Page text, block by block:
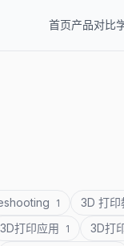
首页产品对比
1 3D 打印
3D打印应用 1 3D打